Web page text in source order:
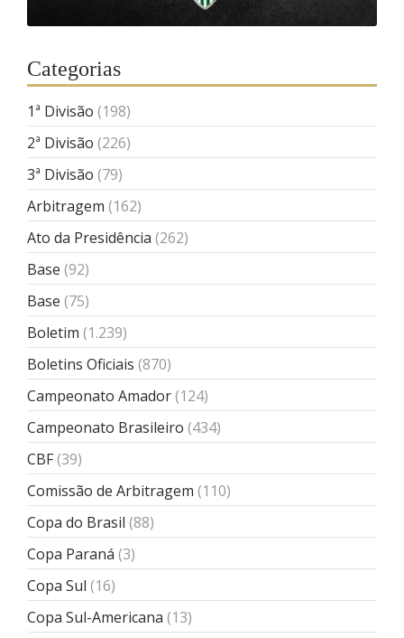
Categorias
1ª Divisão (198)
2ª Divisão (226)
3ª Divisão (79)
Arbitragem (162)
Ato da Presidência (262)
Base (92)
Base (75)
Boletim (1.239)
Boletins Oficiais (870)
Campeonato Amador(124)
Campeonato Brasileiro (434)
CBF(39)
Comissão de Arbitragem (110)
Copa do Brasil (88)
Copa Paraná (3)
Copa Sul (16)
Copa Sul-Americana (13)